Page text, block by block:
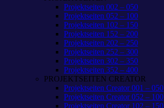
Projektseiten 002 – 050
Projektseiten 052 – 100
Projektseiten 102 – 150
Projektseiten 152 – 200
Projektseiten 202 – 250
Projektseiten 252 – 300
Projektseiten 302 – 350
Projektseiten 352 – 400
PROJEKTSEITEN CREATOR
Projektseiten Creator 001 – 050
Projektseiten Creator 052 – 100
Projektseiten Creator 102 – 150